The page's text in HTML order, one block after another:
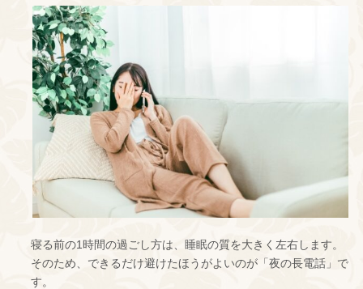
寝る前の1時間の過ごし方は、睡眠の質を大きく左右します。
そのため、できるだけ避けたほうがよいのが「夜の長電話」で
す。